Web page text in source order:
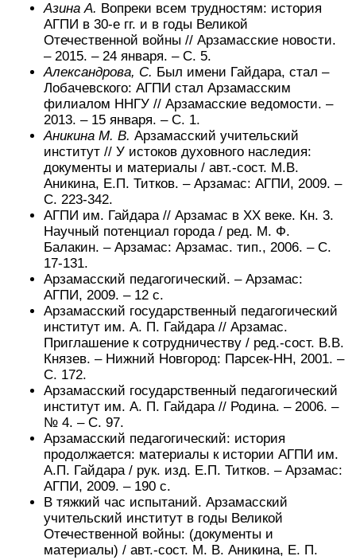
Азина А. Вопреки всем трудностям: история
АГПИ в 30-е гг. и в годы Великой
Отечественной войны // Арзамасские новости.
– 2015. – 24 января. – С. 5.
Александрова, С. Был имени Гайдара, стал –
Лобачевского: АГПИ стал Арзамасским
филиалом ННГУ // Арзамасские ведомости. –
2013. – 15 января. – С. 1.
Аникина М. В. Арзамасский учительский
институт // У истоков духовного наследия:
документы и материалы / авт.-сост. М.В.
Аникина, Е.П. Титков. – Арзамас: АГПИ, 2009. –
С. 223-342.
АГПИ им. Гайдара // Арзамас в ХХ веке. Кн. 3.
Научный потенциал города / ред. М. Ф.
Балакин. – Арзамас: Арзамас. тип., 2006. – С.
17-131.
Арзамасский педагогический. – Арзамас:
АГПИ, 2009. – 12 с.
Арзамасский государственный педагогический
институт им. А. П. Гайдара // Арзамас.
Приглашение к сотрудничеству / ред.-сост. В.В.
Князев. – Нижний Новгород: Парсек-НН, 2001. –
С. 172.
Арзамасский государственный педагогический
институт им. А. П. Гайдара // Родина. – 2006. –
№ 4. – С. 97.
Арзамасский педагогический: история
продолжается: материалы к истории АГПИ им.
А.П. Гайдара / рук. изд. Е.П. Титков. – Арзамас:
АГПИ, 2009. – 190 с.
В тяжкий час испытаний. Арзамасский
учительский институт в годы Великой
Отечественной войны: (документы и
материалы) / авт.-сост. М. В. Аникина, Е. П.